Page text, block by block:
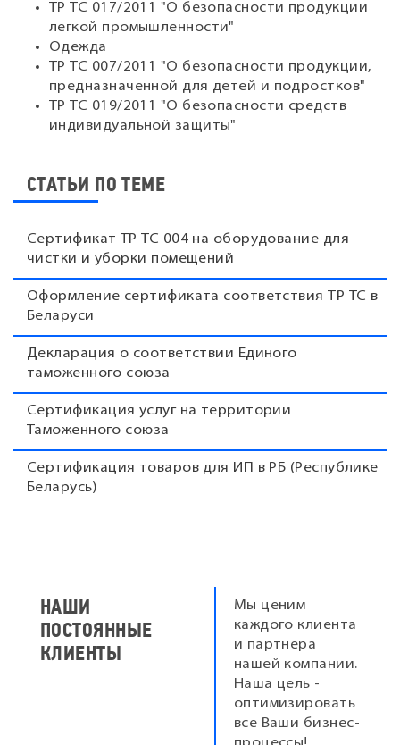
ТР ТС 017/2011 "О безопасности продукции
легкой промышленности"
Одежда
ТР ТС 007/2011 "О безопасности продукции,
предназначенной для детей и подростков"
ТР ТС 019/2011 "О безопасности средств
индивидуальной защиты"
СТАТЬИ ПО ТЕМЕ
Сертификат ТР ТС 004 на оборудование для
чистки и уборки помещений
Оформление сертификата соответствия ТР ТС в
Беларуси
Декларация о соответствии Единого
таможенного союза
Сертификация услуг на территории
Таможенного союза
Сертификация товаров для ИП в РБ (Республике
Беларусь)
НАШИ
ПОСТОЯННЫЕ
КЛИЕНТЫ
Мы ценим
каждого клиента
и партнера
нашей компании.
Наша цель -
оптимизировать
все Ваши бизнес-